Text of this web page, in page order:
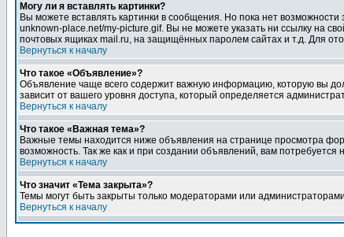
Могу ли я вставлять картинки?
Вы можете вставлять картинки в сообщения. Но пока нет
unknown-place.net/my-picture.gif. Вы не можете указать ни ссылку на
почтовых ящиках mail.ru, на защищённых паролем сайтах и т.д. Для
Вернуться к началу
Что такое «Объявление»?
Объявление чаще всего содержит важную информацию, которую вы
зависит от вашего уровня доступа, который определяется
Вернуться к началу
Что такое «Важная тема»?
Важные темы находится ниже объявления на странице просмотра
возможность. Так же как и при создании объявлений, вам потребуется
Вернуться к началу
Что значит «Тема закрыта»?
Темы могут быть закрыты только модераторами или
Вернуться к началу